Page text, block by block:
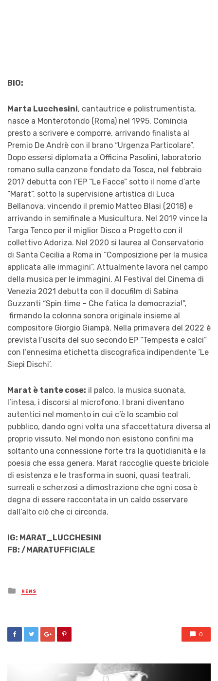
BIO:
Marta Lucchesini, cantautrice e polistrumentista,
nasce a Monterotondo (Roma) nel 1995. Comincia
presto a scrivere e comporre, arrivando finalista al
Premio De Andrè con il brano “Urgenza Particolare”.
Dopo essersi diplomata a Officina Pasolini, laboratorio
romano sulla canzone fondato da Tosca, nel febbraio
2017 debutta con l’EP “Le Facce” sotto il nome d’arte
“Marat”, sotto la supervisione artistica di Luca
Bellanova, vincendo il premio Matteo Blasi (2018) e
arrivando in semifinale a Musicultura. Nel 2019 vince la
Targa Tenco per il miglior Disco a Progetto con il
collettivo Adoriza. Nel 2020 si laurea al Conservatorio
di Santa Cecilia a Roma in “Composizione per la musica
applicata alle immagini”. Attualmente lavora nel campo
della musica per le immagini. Al Festival del Cinema di
Venezia 2021 debutta con il docufilm di Sabina
Guzzanti “Spin time – Che fatica la democrazia!”,
firmando la colonna sonora originale insieme al
compositore Giorgio Giampà. Nella primavera del 2022 è
prevista l’uscita del suo secondo EP “Tempesta e calci”
con l’ennesima etichetta discografica indipendente ‘Le
Siepi Dischi’.
Marat è tante cose: il palco, la musica suonata,
l’intesa, i discorsi al microfono. I brani diventano
autentici nel momento in cui c’è lo scambio col
pubblico, dando ogni volta una sfaccettatura diversa al
proprio vissuto. Nel mondo non esistono confini ma
soltanto una connessione forte tra la quotidianità e la
poesia che essa genera. Marat raccoglie queste briciole
di esistenza e le trasforma in suoni, quasi teatrali,
surreali e scherzosi a dimostrazione che ogni cosa è
degna di essere raccontata in un caldo osservare
dall’alto ciò che ci circonda.
IG: MARAT_LUCCHESINI
FB: /MARATUFFICIALE
Posted
in
NEWS
0